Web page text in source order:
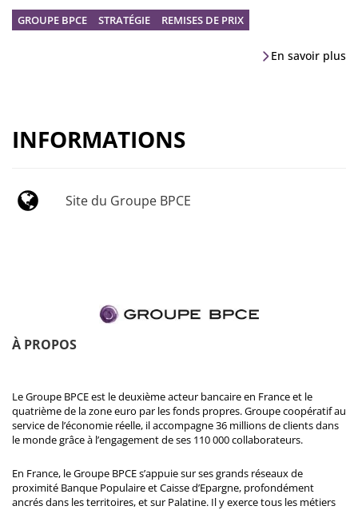
GROUPE BPCE STRATÉGIE REMISES DE PRIX
En savoir plus
INFORMATIONS
Site du Groupe BPCE
À PROPOS
Le Groupe BPCE est le deuxième acteur bancaire en France et le
quatrième de la zone euro par les fonds propres. Groupe coopératif au
service de l’économie réelle, il accompagne 36 millions de clients dans
le monde grâce à l’engagement de ses 110 000 collaborateurs.
En France, le Groupe BPCE s’appuie sur ses grands réseaux de
proximité Banque Populaire et Caisse d’Epargne, profondément
ancrés dans les territoires, et sur Palatine. Il y exerce tous les métiers